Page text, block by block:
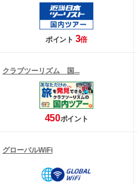
ポイント 3倍
クラブツーリズム 国...
450ポイント
グローバルWiFi